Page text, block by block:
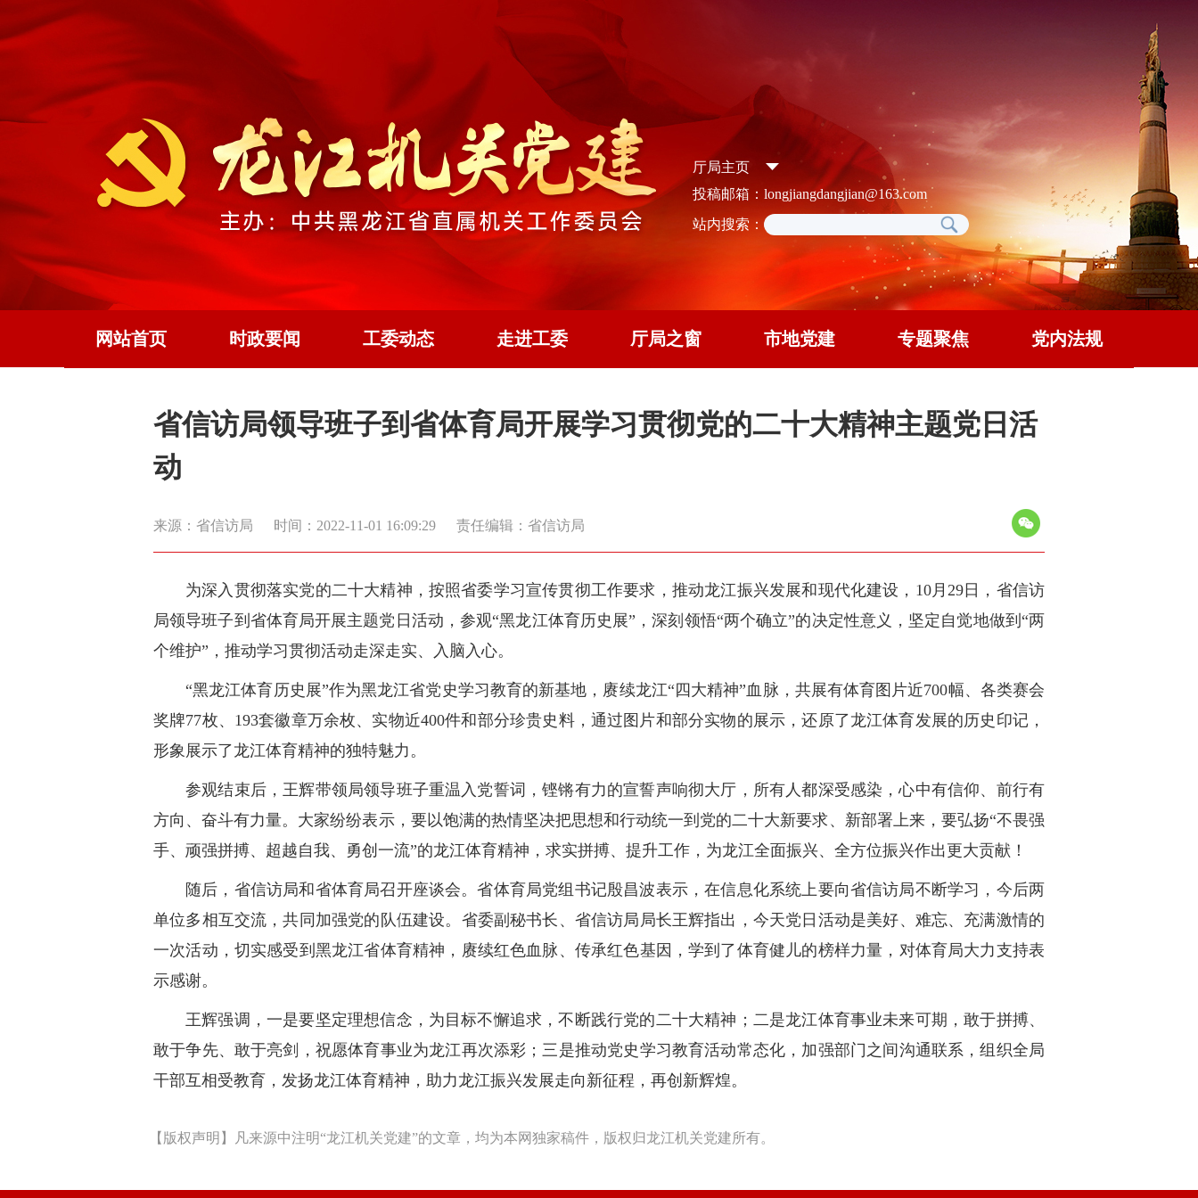
厅局主页
投稿邮箱：longjiangdangjian@163.com
站内搜索：
网站首页 时政要闻 工委动态 走进工委 厅局之窗 市地党建 专题聚焦 党内法规
省信访局领导班子到省体育局开展学习贯彻党的二十大精神主题党日活
动
来源：省信访局 时间：2022-11-01 16:09:29 责任编辑：省信访局
为深入贯彻落实党的二十大精神，按照省委学习宣传贯彻工作要求，推动龙江振兴发展和现代化建设，10月29日，省信访
局领导班子到省体育局开展主题党日活动，参观“黑龙江体育历史展”，深刻领悟“两个确立”的决定性意义，坚定自觉地做到“两
个维护”，推动学习贯彻活动走深走实、入脑入心。
“黑龙江体育历史展”作为黑龙江省党史学习教育的新基地，赓续龙江“四大精神”血脉，共展有体育图片近700幅、各类赛会
奖牌77枚、193套徽章万余枚、实物近400件和部分珍贵史料，通过图片和部分实物的展示，还原了龙江体育发展的历史印记，
形象展示了龙江体育精神的独特魅力。
参观结束后，王辉带领局领导班子重温入党誓词，铿锵有力的宣誓声响彻大厅，所有人都深受感染，心中有信仰、前行有
方向、奋斗有力量。大家纷纷表示，要以饱满的热情坚决把思想和行动统一到党的二十大新要求、新部署上来，要弘扬“不畏强
手、顽强拼搏、超越自我、勇创一流”的龙江体育精神，求实拼搏、提升工作，为龙江全面振兴、全方位振兴作出更大贡献！
随后，省信访局和省体育局召开座谈会。省体育局党组书记殷昌波表示，在信息化系统上要向省信访局不断学习，今后两
单位多相互交流，共同加强党的队伍建设。省委副秘书长、省信访局局长王辉指出，今天党日活动是美好、难忘、充满激情的
一次活动，切实感受到黑龙江省体育精神，赓续红色血脉、传承红色基因，学到了体育健儿的榜样力量，对体育局大力支持表
示感谢。
王辉强调，一是要坚定理想信念，为目标不懈追求，不断践行党的二十大精神；二是龙江体育事业未来可期，敢于拼搏、
敢于争先、敢于亮剑，祝愿体育事业为龙江再次添彩；三是推动党史学习教育活动常态化，加强部门之间沟通联系，组织全局
干部互相受教育，发扬龙江体育精神，助力龙江振兴发展走向新征程，再创新辉煌。
【版权声明】凡来源中注明“龙江机关党建”的文章，均为本网独家稿件，版权归龙江机关党建所有。